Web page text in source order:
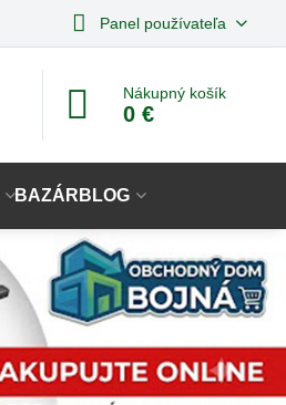
Panel používateľa
Nákupný košík
0 €
BAZÁR BLOG